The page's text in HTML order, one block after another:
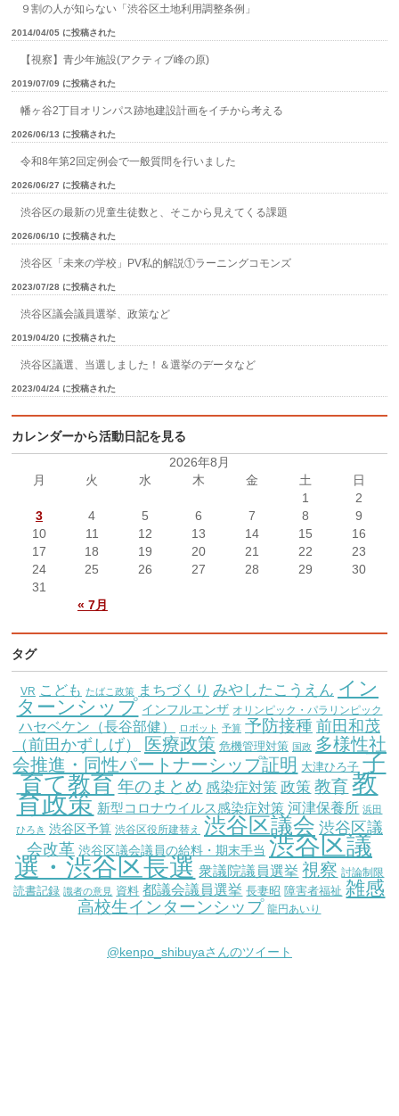
９割の人が知らない「渋谷区土地利用調整条例」
2014/04/05 に投稿された
【視察】青少年施設(アクティブ峰の原)
2019/07/09 に投稿された
幡ヶ谷2丁目オリンパス跡地建設計画をイチから考える
2026/06/13 に投稿された
令和8年第2回定例会で一般質問を行いました
2026/06/27 に投稿された
渋谷区の最新の児童生徒数と、そこから見えてくる課題
2026/06/10 に投稿された
渋谷区「未来の学校」PV私的解説①ラーニングコモンズ
2023/07/28 に投稿された
渋谷区議会議員選挙、政策など
2019/04/20 に投稿された
渋谷区議選、当選しました！＆選挙のデータなど
2023/04/24 に投稿された
カレンダーから活動日記を見る
2026年8月
月
火 水 木 金 土 日
« 7月
1
2
3
4 5 6 7 8
9
10
11 12 13 14 15
16
17
18 19 20 21 22
23
24
25 26 27 28 29
30
31
タグ
VR こども たばこ政策 まちづくり みやしたこうえん イン
ターンシップ インフルエンザ オリンピック・パラリンピック
ハセベケン（長谷部健） ロボット 予算 予防接種 前田和茂
（前田かずしげ）
医療政策 危機管理対策 国政 多様性社
会推進・同性パートナーシップ証明 大津ひろ子 子
育て教育 年のまとめ 感染症対策 政策 教育 教
育政策 新型コロナウイルス感染症対策 河津保養所 浜田
ひろき 渋谷区予算 渋谷区役所建替え 渋谷区議会 渋谷区議
会改革 渋谷区議会議員の給料・期末手当 渋谷区議
選・渋谷区長選 衆議院議員選挙 視察 討論制限
読書記録 識者の意見 資料 都議会議員選挙 長妻昭 障害者福祉 雑感
高校生インターンシップ 龍円あいり
@kenpo_shibuyaさんのツイート